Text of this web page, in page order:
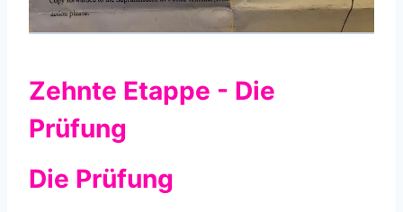
Zehnte Etappe - Die
Prüfung
Die Prüfung